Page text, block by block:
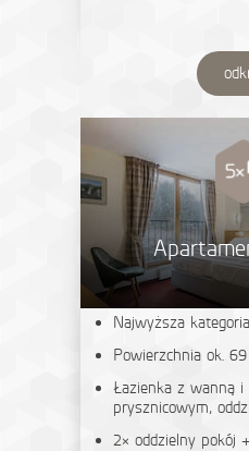
Najwyższa
Powierzchnia ok.
Łazienka z wanną i
prysznicowym,
2× oddzielny pokój